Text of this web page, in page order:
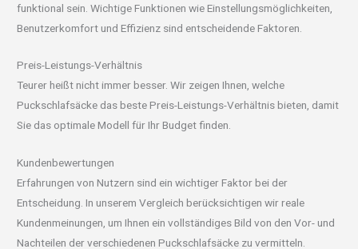
funktional sein. Wichtige Funktionen wie Einstellungsmöglichkeiten,
Benutzerkomfort und Effizienz sind entscheidende Faktoren.
Preis-Leistungs-Verhältnis
Teurer heißt nicht immer besser. Wir zeigen Ihnen, welche
Puckschlafsäcke das beste Preis-Leistungs-Verhältnis bieten, damit
Sie das optimale Modell für Ihr Budget finden.
Kundenbewertungen
Erfahrungen von Nutzern sind ein wichtiger Faktor bei der
Entscheidung. In unserem Vergleich berücksichtigen wir reale
Kundenmeinungen, um Ihnen ein vollständiges Bild von den Vor- und
Nachteilen der verschiedenen Puckschlafsäcke zu vermitteln.